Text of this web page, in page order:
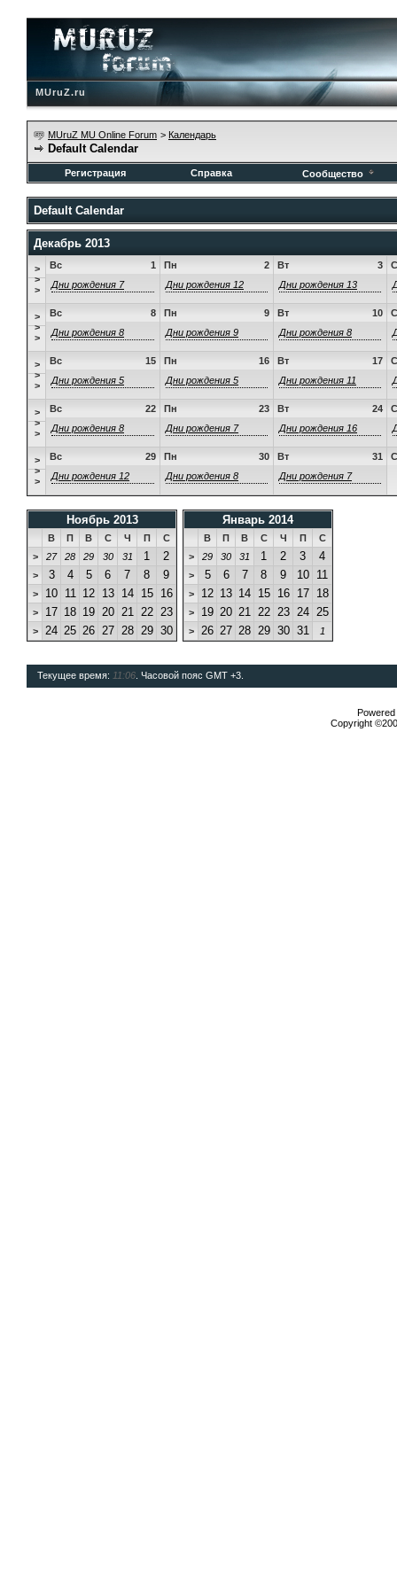
MUruZ.ru
MUruZ MU Online Forum > Календарь
Default Calendar
Регистрация Справка Сообщество
Default Calendar
Декабрь 2013
>
>
>
1
Вс
Дни рождения 7
2
Пн
Дни рождения 12
3
Вт
Дни рождения 13
>
>
>
8
Вс
Дни рождения 8
9
Пн
Дни рождения 9
10
Вт
Дни рождения 8
>
>
>
15
Вс
Дни рождения 5
16
Пн
Дни рождения 5
17
Вт
Дни рождения 11
>
>
>
22
Вс
Дни рождения 8
23
Пн
Дни рождения 7
24
Вт
Дни рождения 16
>
>
>
29
Вс
Дни рождения 12
30
Пн
Дни рождения 8
31
Вт
Дни рождения 7
Ноябрь 2013
В П В С Ч П
С
>
27 28 29 30 31 1 2
> 3 4 5 6 7 8 9
> 10 11 12 13 14 15 16
> 17 18 19 20 21 22 23
> 24 25 26 27 28 29 30
Январь 2014
В П В С Ч П
С
>
29 30 31 1 2 3 4
> 5 6 7 8 9 10 11
> 12 13 14 15 16 17 18
> 19 20 21 22 23 24 25
> 26 27 28 29 30 31 1
Текущее время: 11:06 . Часовой пояс GMT +3.
Copyright